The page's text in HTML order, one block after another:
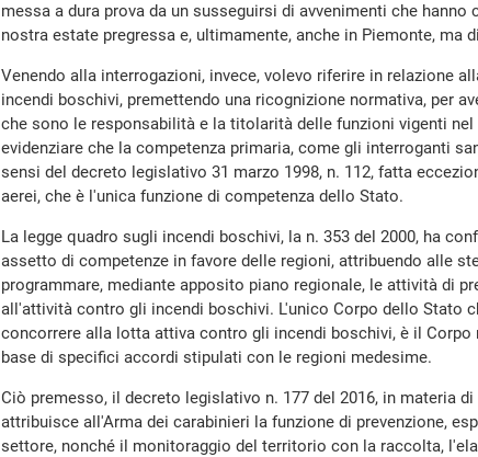
messa a dura prova da un susseguirsi di avvenimenti che
nostra estate pregressa e, ultimamente, anche in Piemonte, ma
Venendo alla interrogazioni, invece, volevo riferire in relazione
incendi boschivi, premettendo una ricognizione normativa, per
che sono le responsabilità e la titolarità delle funzioni vigenti
evidenziare che la competenza primaria, come gli interroganti
sensi del decreto legislativo 31 marzo 1998, n. 112, fatta
aerei, che è l'unica funzione di competenza dello Stato.
La legge quadro sugli incendi boschivi, la n. 353 del 2000, ha
assetto di competenze in favore delle regioni, attribuendo alle
programmare, mediante apposito piano regionale, le attività di
all'attività contro gli incendi boschivi. L'unico Corpo dello Stato
concorrere alla lotta attiva contro gli incendi boschivi, è il
base di specifici accordi stipulati con le regioni medesime.
Ciò premesso, il decreto legislativo n. 177 del 2016, in materia
attribuisce all'Arma dei carabinieri la funzione di prevenzione,
settore, nonché il monitoraggio del territorio con la raccolta,